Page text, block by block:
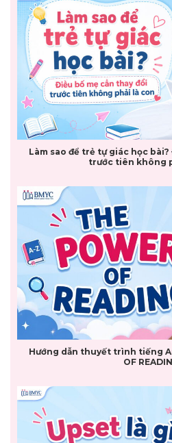
Làm sao để trẻ tự giác học
trước tiên không
Hướng dẫn thuyết trình tiếng
OF